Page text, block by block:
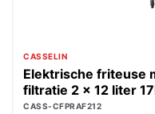
CASSELIN
Elektrische friteuse
filtratie 2 x 12 liter
CASS-CFPRAF212